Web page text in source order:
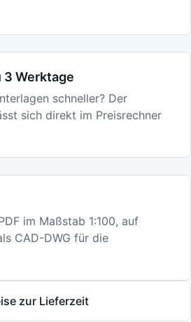
3 Werktage
schneller? Der
sich direkt im Preisrechner
im Maßstab 1:100, auf
CAD-DWG für die
zur Lieferzeit